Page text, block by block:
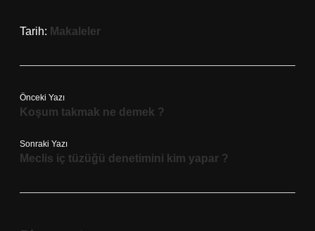
Tarih: Makaleler
Önceki Yazı
Koşum takmak ne demek ?
Sonraki Yazı
Meclis iç tüzüğü denetimini kim yapar ?